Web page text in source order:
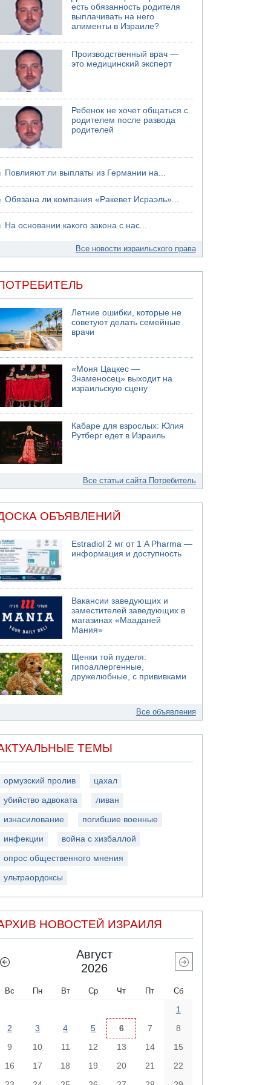
04.08.2026 08:45
Атака на склады в Подмосковье и
области
есть обязанность родителя
выплачивать на него
алименты в Израиле?
Производственный врач —
это медицинский эксперт
Ребенок не хочет общаться с
родителем после развода
родителей
Повлияют ли выплаты из Германии на...
Обязана ли компания «Ракевет Исраэль»...
На основании какого закона с нас...
Все новости израильского права
Летние ошибки, которые не
советуют делать семейные
врачи
«Моня Цацкес —
Знаменосец» выходит на
израильскую сцену
Кабаре для взрослых: Юлия
Рутберг едет в Израиль
Все статьи сайта Потребитель
ОБЪЯВЛЕНИЙ
Estradiol 2 мг от 1 A Pharma —
информация и доступность
Вакансии заведующих и
заместителей заведующих в
магазинах «Мааданей
Мания»
Щенки той пуделя:
гипоаллергенные,
дружелюбные, с прививками
Все объявления
ТЕМЫ
ормузский пролив цахал
убийство адвоката ливан
изнасилование погибшие военные
инфекции война с хизбаллой
опрос общественного мнения
ультраордоксы
НОВОСТЕЙ ИЗРАИЛЯ
Август
2026
Вс Пн Вт Ср Чт Пт Сб
1
2
3 4 5 6 7
8
9
10 11 12 13 14
15
16
17 18 19 20 21
22